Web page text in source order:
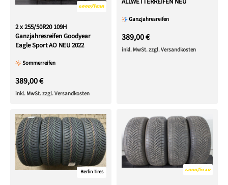
2 x 255/50R20 109H
Ganzjahresreifen Goodyear
Eagle Sport AO NEU 2022
Sommerreifen
389,00 €
inkl. MwSt. zzgl. Versandkosten
Ganzjahresreifen
389,00 €
inkl. MwSt. zzgl. Versandkosten
Berlin Tires